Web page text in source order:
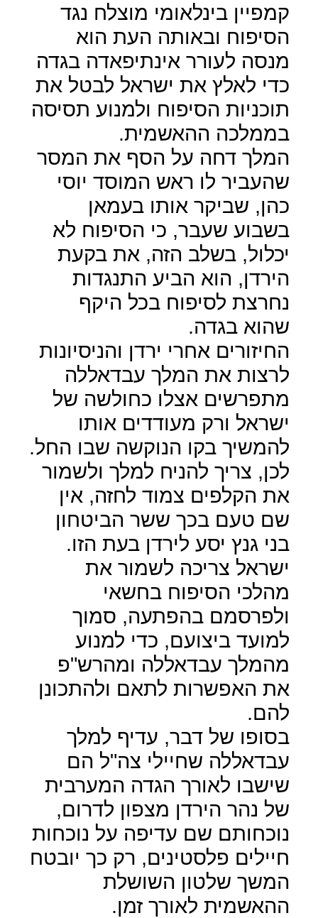
קמפיין בינלאומי מוצלח נגד
הסיפוח ובאותה העת הוא
מנסה לעורר אינתיפאדה בגדה
כדי לאלץ את ישראל לבטל את
תוכניות הסיפוח ולמנוע תסיסה
בממלכה ההאשמית.
המלך דחה על הסף את המסר
שהעביר לו ראש המוסד יוסי
כהן, שביקר אותו בעמאן
בשבוע שעבר, כי הסיפוח לא
יכלול, בשלב הזה, את בקעת
הירדן, הוא הביע התנגדות
נחרצת לסיפוח בכל היקף
שהוא בגדה.
החיזורים אחרי ירדן והניסיונות
לרצות את המלך עבדאללה
מתפרשים אצלו כחולשה של
ישראל ורק מעודדים אותו
להמשיך בקו הנוקשה שבו החל.
לכן, צריך להניח למלך ולשמור
את הקלפים צמוד לחזה, אין
שם טעם בכך ששר הביטחון
בני גנץ יסע לירדן בעת הזו.
ישראל צריכה לשמור את
מהלכי הסיפוח בחשאי
ולפרסמם בהפתעה, סמוך
למועד ביצועם, כדי למנוע
מהמלך עבדאללה ומהרש"פ
את האפשרות לתאם ולהתכונן
להם.
בסופו של דבר, עדיף למלך
עבדאללה שחיילי צה"ל הם
שישבו לאורך הגדה המערבית
של נהר הירדן מצפון לדרום,
נוכחותם שם עדיפה על נוכחות
חיילים פלסטינים, רק כך יובטח
המשך שלטון השושלת
ההאשמית לאורך זמן.